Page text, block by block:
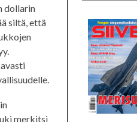
dollarin
siltä, että
merkitsi